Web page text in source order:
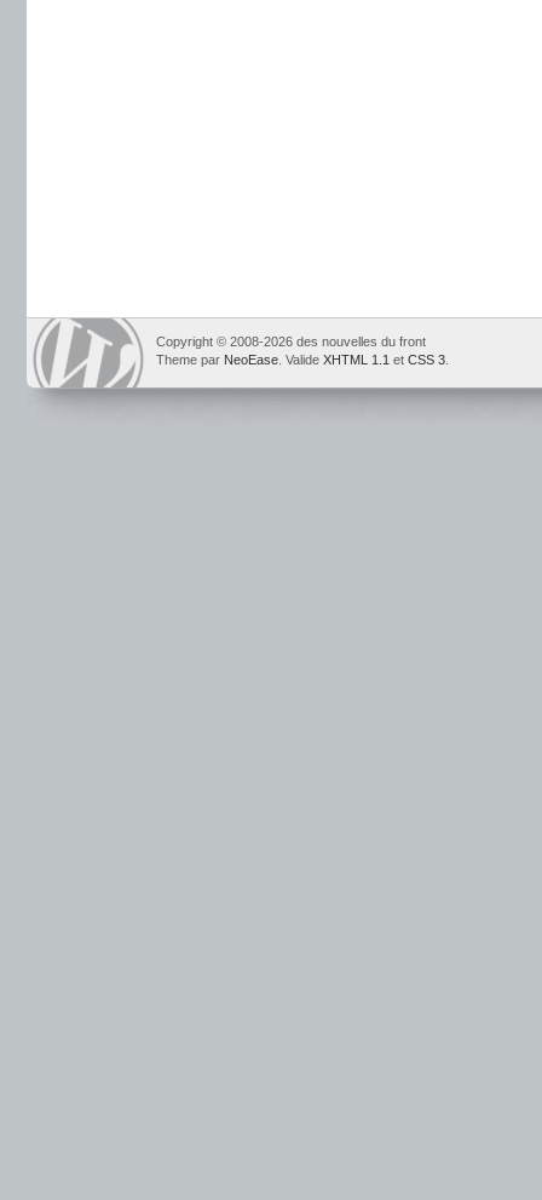
Copyright © 2008-2026 des nouvelles du front
Theme par NeoEase . Valide XHTML 1.1 et CSS 3